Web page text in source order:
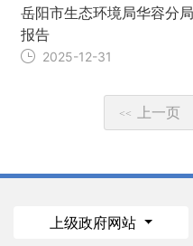
岳阳市生态环境局华容分
报告
2025-12-31
<< 上一页
上级政府网站